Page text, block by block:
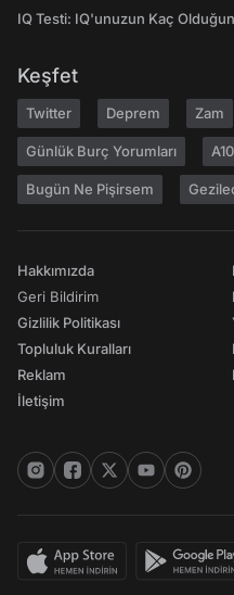
IQ Testi: IQ'unuzun Kaç
Keşfet
Twitter Deprem Zam
Günlük Burç Yorumları
Bugün Ne Pişirsem
Hakkımızda
Geri Bildirim
Gizlilik Politikası
Topluluk Kuralları
Reklam
İletişim